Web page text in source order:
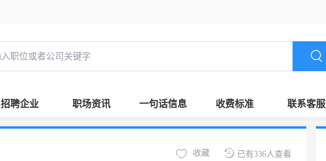
招聘企业 职场资讯 一句话信息 收费标准 联系客服
已有336人查看
收藏